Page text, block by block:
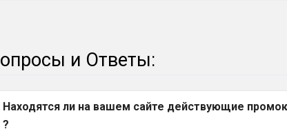
и Ответы:
Находятся ли на вашем сайте действующие
?